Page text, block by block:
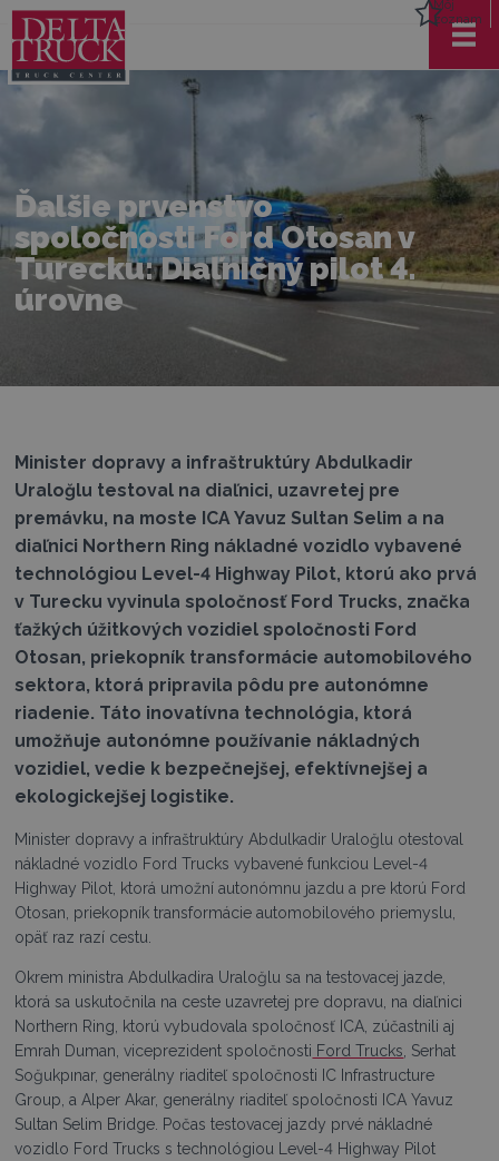
Môj
zoznam
Ďalšie prvenstvo
spoločnosti Ford Otosan v
Turecku: Diaľničný pilot 4.
úrovne
Minister dopravy a infraštruktúry Abdulkadir
Uraloğlu testoval na diaľnici, uzavretej pre
premávku, na moste ICA Yavuz Sultan Selim a na
diaľnici Northern Ring nákladné vozidlo vybavené
technológiou Level-4 Highway Pilot, ktorú ako prvá
v Turecku vyvinula spoločnosť Ford Trucks, značka
ťažkých úžitkových vozidiel spoločnosti Ford
Otosan, priekopník transformácie automobilového
sektora, ktorá pripravila pôdu pre autonómne
riadenie. Táto inovatívna technológia, ktorá
umožňuje autonómne používanie nákladných
vozidiel, vedie k bezpečnejšej, efektívnejšej a
ekologickejšej logistike.
Minister dopravy a infraštruktúry Abdulkadir Uraloğlu otestoval
nákladné vozidlo Ford Trucks vybavené funkciou Level-4
Highway Pilot, ktorá umožní autonómnu jazdu a pre ktorú Ford
Otosan, priekopník transformácie automobilového priemyslu,
opäť raz razí cestu.
Okrem ministra Abdulkadira Uraloğlu sa na testovacej jazde,
ktorá sa uskutočnila na ceste uzavretej pre dopravu, na diaľnici
Northern Ring, ktorú vybudovala spoločnosť ICA, zúčastnili aj
Emrah Duman, viceprezident spoločnosti Ford Trucks, Serhat
Soğukpınar, generálny riaditeľ spoločnosti IC Infrastructure
Group, a Alper Akar, generálny riaditeľ spoločnosti ICA Yavuz
Sultan Selim Bridge. Počas testovacej jazdy prvé nákladné
vozidlo Ford Trucks s technológiou Level-4 Highway Pilot